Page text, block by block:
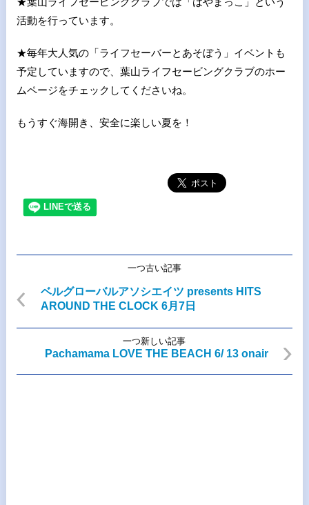
活動を行っています。
★毎年大人気の「ライフセーバーとあそぼう」イベントも
予定していますので、葉山ライフセービングクラブのホー
ムページをチェックしてくださいね。
もうすぐ海開き、安全に楽しい夏を！
一つ古い記事
ベルグローバルアソシエイツ presents HITS
AROUND THE CLOCK 6月7日
一つ新しい記事
Pachamama LOVE THE BEACH 6/ 13 onair